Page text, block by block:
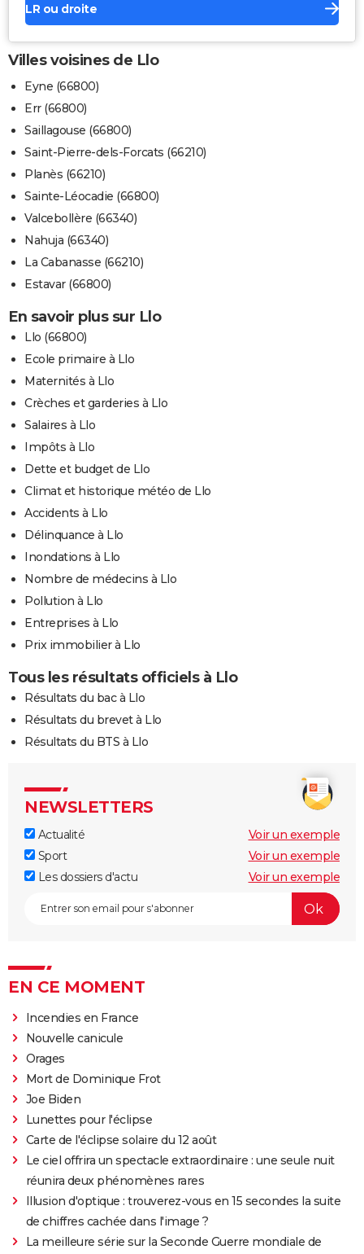
LR ou droite
Villes voisines de Llo
Eyne (66800)
Err (66800)
Saillagouse (66800)
Saint-Pierre-dels-Forcats (66210)
Planès (66210)
Sainte-Léocadie (66800)
Valcebollère (66340)
Nahuja (66340)
La Cabanasse (66210)
Estavar (66800)
En savoir plus sur Llo
Llo (66800)
Ecole primaire à Llo
Maternités à Llo
Crèches et garderies à Llo
Salaires à Llo
Impôts à Llo
Dette et budget de Llo
Climat et historique météo de Llo
Accidents à Llo
Délinquance à Llo
Inondations à Llo
Nombre de médecins à Llo
Pollution à Llo
Entreprises à Llo
Prix immobilier à Llo
Tous les résultats officiels à Llo
Résultats du bac à Llo
Résultats du brevet à Llo
Résultats du BTS à Llo
NEWSLETTERS
Actualité
Voir un exemple
Sport
Voir un exemple
Les dossiers d'actu
Voir un exemple
EN CE MOMENT
Incendies en France
Nouvelle canicule
Orages
Mort de Dominique Frot
Joe Biden
Lunettes pour l'éclipse
Carte de l'éclipse solaire du 12 août
Le ciel offrira un spectacle extraordinaire : une seule nuit
réunira deux phénomènes rares
Illusion d'optique : trouverez-vous en 15 secondes la suite
de chiffres cachée dans l'image ?
La meilleure série sur la Seconde Guerre mondiale de